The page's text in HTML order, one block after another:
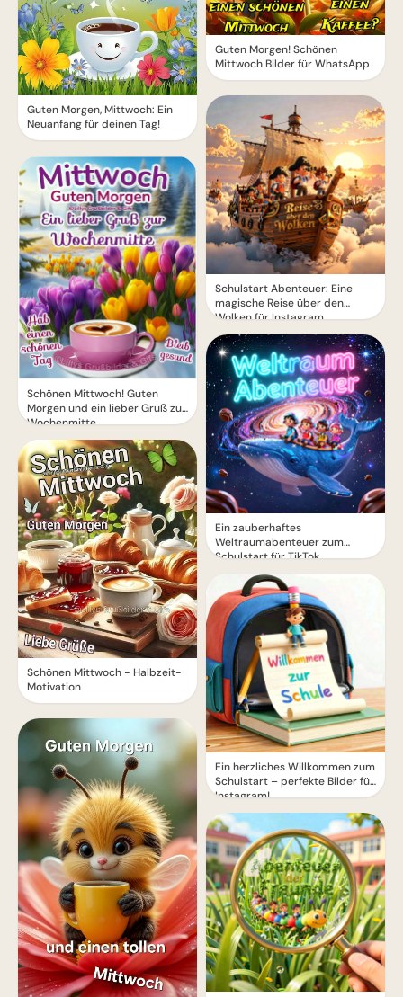
Guten Morgen, Mittwoch: Ein
Neuanfang für deinen Tag!
Schönen Mittwoch! Guten
Morgen und ein lieber Gruß zur
Wochenmitte
Schönen Mittwoch - Halbzeit-
Motivation
Guten Morgen! Schönen
Mittwoch Bilder für WhatsApp
Schulstart Abenteuer: Eine
magische Reise über den
Wolken für Instagram
Ein zauberhaftes
Weltraumabenteuer zum
Schulstart für TikTok
Ein herzliches Willkommen zum
Schulstart – perfekte Bilder für
Instagram!